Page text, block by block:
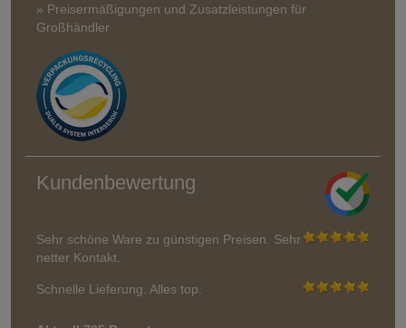
» Preisermäßigungen und Zusatzleistungen für
Großhändler
Kundenbewertung
Sehr schöne Ware zu günstigen Preisen. Sehr
netter Kontakt.
Schnelle Lieferung. Alles top.